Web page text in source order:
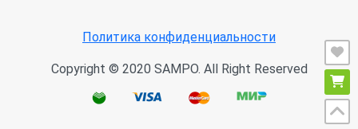
Политика конфиденциальности
Copyright © 2020 SAMPO. All Right Reserved